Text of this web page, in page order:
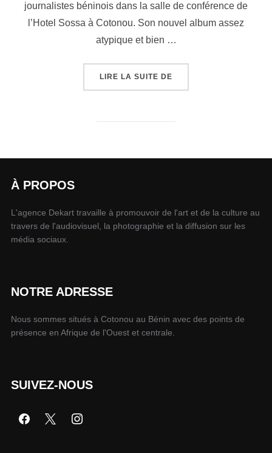
journalistes béninois dans la salle de conférence de
l’Hotel Sossa à Cotonou. Son nouvel album assez
atypique et bien …
LIRE LA SUITE DE
À PROPOS
L'agence Dekart travaille à promouvoir de l'art et de la culture au
travers de l'audiovisuel, la photographie et la diffusion sur les
média sociaux.
NOTRE ADRESSE
Nous sommes situés à Cotonou au Bénin avec des points de
présence en Afrique de l'Ouest et centrale.
SUIVEZ-NOUS